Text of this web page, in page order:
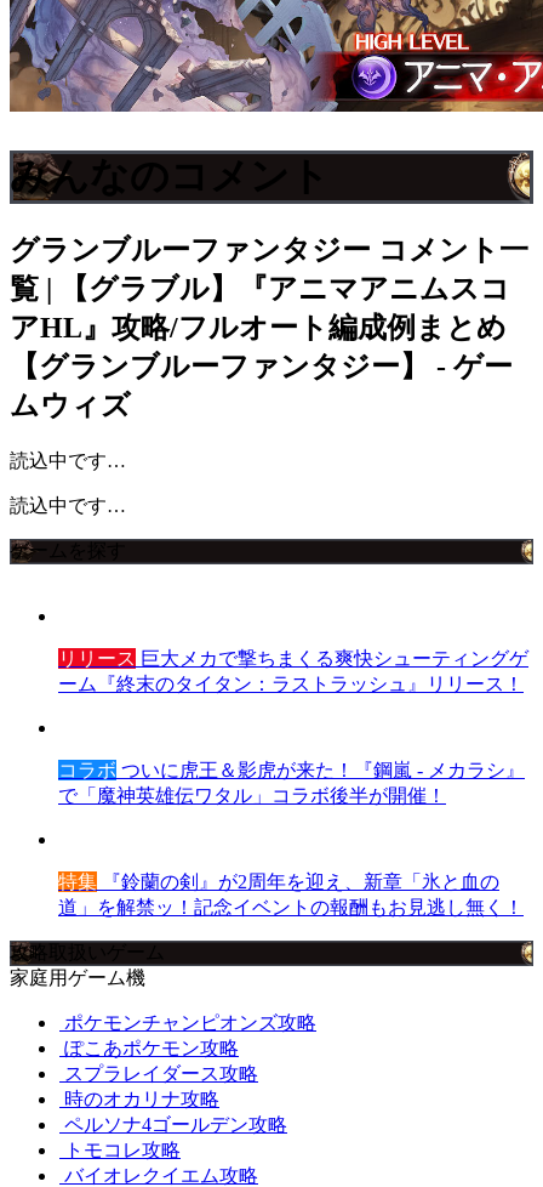
みんなのコメント
グランブルーファンタジー コメント一
覧 | 【グラブル】『アニマアニムスコ
アHL』攻略/フルオート編成例まとめ
【グランブルーファンタジー】 - ゲー
ムウィズ
読込中です…
読込中です…
ゲームを探す
リリース 巨大メカで撃ちまくる爽快シューティングゲ
ーム『終末のタイタン：ラストラッシュ』リリース！
コラボ ついに虎王＆影虎が来た！『鋼嵐 - メカラシ』
で「魔神英雄伝ワタル」コラボ後半が開催！
特集 『鈴蘭の剣』が2周年を迎え、新章「氷と血の
道」を解禁ッ！記念イベントの報酬もお見逃し無く！
攻略取扱いゲーム
家庭用ゲーム機
ポケモンチャンピオンズ攻略
ぽこあポケモン攻略
スプラレイダース攻略
時のオカリナ攻略
ペルソナ4ゴールデン攻略
トモコレ攻略
バイオレクイエム攻略